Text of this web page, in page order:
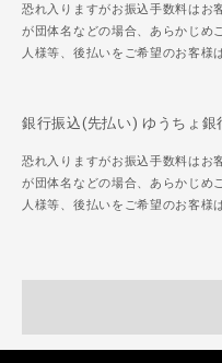
恐れ入りますがお振込手数料はお
が団体名などの場合、あらかじめ
人様等、後払いをご希望のお客様
銀行振込(先払い) ゆうちょ銀
恐れ入りますがお振込手数料はお
が団体名などの場合、あらかじめ
人様等、後払いをご希望のお客様